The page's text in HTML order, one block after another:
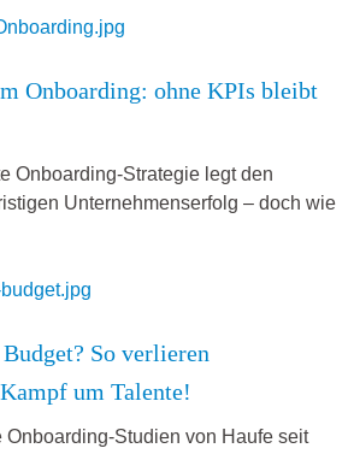
Onboarding: ohne KPIs bleibt
Onboarding-Strategie legt den
Unternehmenserfolg – doch wie
So verlieren
um Talente!
Onboarding-Studien von Haufe seit